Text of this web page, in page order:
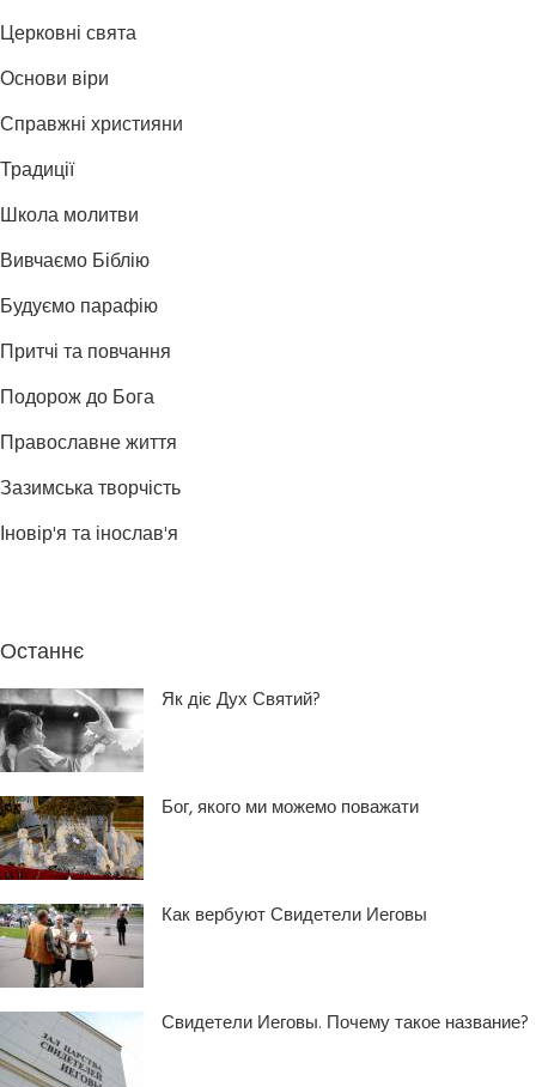
Церковні свята
Основи віри
Справжні християни
Традиції
Школа молитви
Вивчаємо Біблію
Будуємо парафію
Притчі та повчання
Подорож до Бога
Православне життя
Зазимська творчість
Іновір'я та інослав'я
Останнє
Як діє Дух Святий?
Бог, якого ми можемо поважати
Как вербуют Свидетели Иеговы
Свидетели Иеговы. Почему такое название?